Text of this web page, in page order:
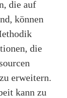
die auf
können
die
erweitern.
kann zu